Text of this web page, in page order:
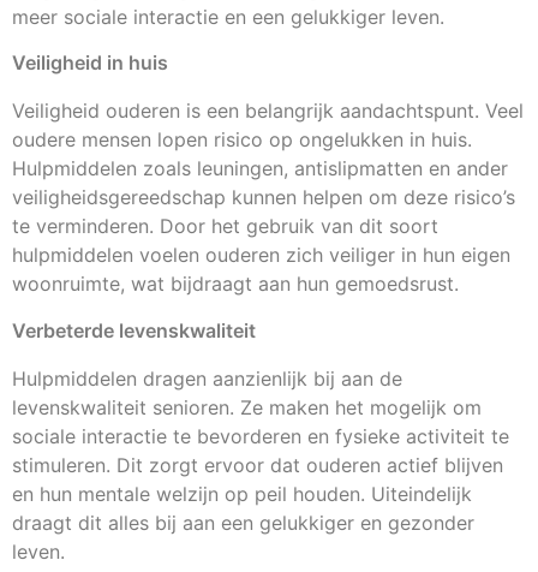
meer sociale interactie en een gelukkiger leven.
Veiligheid in huis
Veiligheid ouderen is een belangrijk aandachtspunt. Veel
oudere mensen lopen risico op ongelukken in huis.
Hulpmiddelen zoals leuningen, antislipmatten en ander
veiligheidsgereedschap kunnen helpen om deze risico’s
te verminderen. Door het gebruik van dit soort
hulpmiddelen voelen ouderen zich veiliger in hun eigen
woonruimte, wat bijdraagt aan hun gemoedsrust.
Verbeterde levenskwaliteit
Hulpmiddelen dragen aanzienlijk bij aan de
levenskwaliteit senioren. Ze maken het mogelijk om
sociale interactie te bevorderen en fysieke activiteit te
stimuleren. Dit zorgt ervoor dat ouderen actief blijven
en hun mentale welzijn op peil houden. Uiteindelijk
draagt dit alles bij aan een gelukkiger en gezonder
leven.